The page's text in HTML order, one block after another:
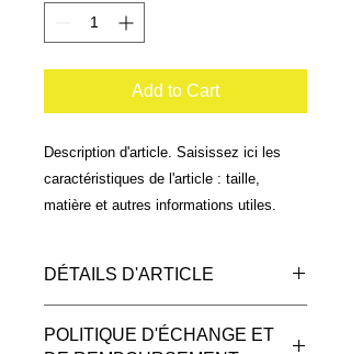
Add to Cart
Description d'article. Saisissez ici les
caractéristiques de l'article : taille,
matière et autres informations utiles.
DÉTAILS D'ARTICLE
caractéristiques de l'article : taille,
POLITIQUE D'ÉCHANGE ET